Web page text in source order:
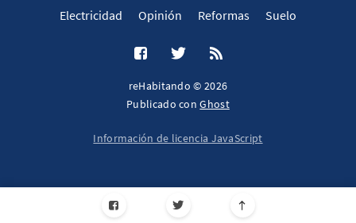
Electricidad
Opinión Reformas Suelo
reHabitando © 2026
Publicado conGhost
Información de licencia JavaScript